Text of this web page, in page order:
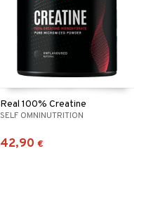
Real 100% Creatine
SELF OMNINUTRITION
42,90 €